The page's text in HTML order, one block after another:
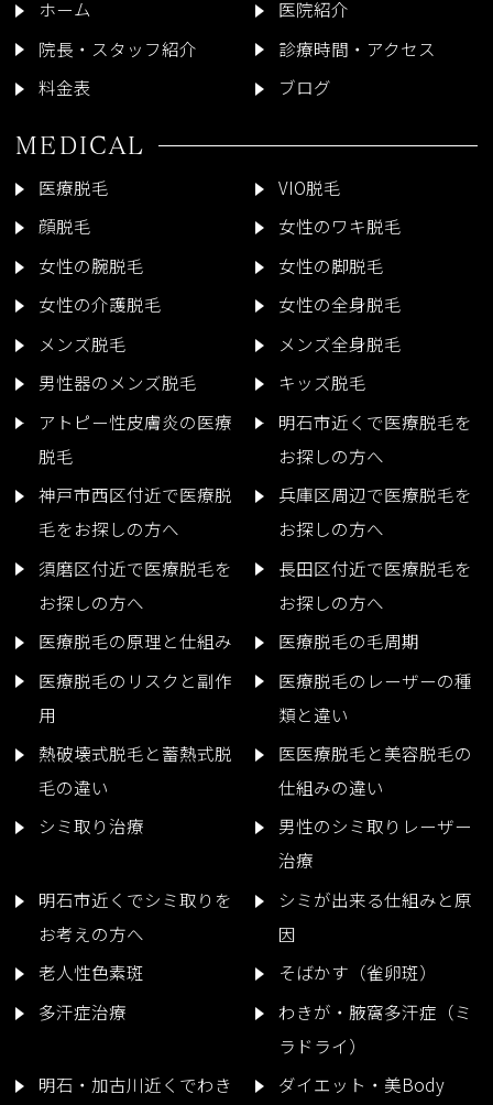
ホーム
医院紹介
院長・スタッフ紹介
診療時間・アクセス
料金表
ブログ
MEDICAL
医療脱毛
VIO脱毛
顔脱毛
女性のワキ脱毛
女性の腕脱毛
女性の脚脱毛
女性の介護脱毛
女性の全身脱毛
メンズ脱毛
メンズ全身脱毛
男性器のメンズ脱毛
キッズ脱毛
アトピー性皮膚炎の医療
脱毛
明石市近くで医療脱毛を
お探しの方へ
神戸市西区付近で医療脱
毛をお探しの方へ
兵庫区周辺で医療脱毛を
お探しの方へ
須磨区付近で医療脱毛を
お探しの方へ
長田区付近で医療脱毛を
お探しの方へ
医療脱毛の原理と仕組み
医療脱毛の毛周期
医療脱毛のリスクと副作
用
医療脱毛のレーザーの種
類と違い
熱破壊式脱毛と蓄熱式脱
毛の違い
医医療脱毛と美容脱毛の
仕組みの違い
シミ取り治療
男性のシミ取りレーザー
治療
明石市近くでシミ取りを
お考えの方へ
シミが出来る仕組みと原
因
老人性色素斑
そばかす（雀卵斑）
多汗症治療
わきが・腋窩多汗症（ミ
ラドライ）
明石・加古川近くでわき
ダイエット・美Body